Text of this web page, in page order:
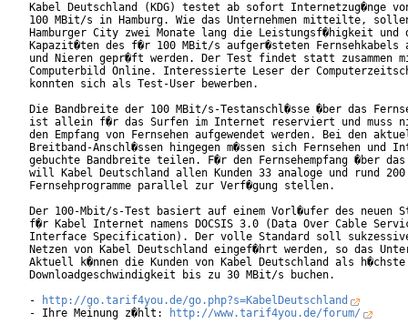
Kabel Deutschland (KDG) testet ab sofort Internetzug�nge
100 MBit/s in Hamburg. Wie das Unternehmen mitteilte,
Hamburger City zwei Monate lang die Leistungsf�higkeit und
Kapazit�ten des f�r 100 MBit/s aufger�steten Fernsehkabels
und Nieren gepr�ft werden. Der Test findet statt zusammen
Computerbild Online. Interessierte Leser der
konnten sich als Test-User bewerben.
Die Bandbreite der 100 MBit/s-Testanschl�sse �ber das
ist allein f�r das Surfen im Internet reserviert und muss
den Empfang von Fernsehen aufgewendet werden. Bei den
Breitband-Anschl�ssen hingegen m�ssen sich Fernsehen und
gebuchte Bandbreite teilen. F�r den Fernsehempfang �ber das
will Kabel Deutschland allen Kunden 33 analoge und rund
Fernsehprogramme parallel zur Verf�gung stellen.
Der 100-Mbit/s-Test basiert auf einem Vorl�ufer des neuen
f�r Kabel Internet namens DOCSIS 3.0 (Data Over Cable
Interface Specification). Der volle Standard soll
Netzen von Kabel Deutschland eingef�hrt werden, so das
Aktuell k�nnen die Kunden von Kabel Deutschland als h�chste
Downloadgeschwindigkeit bis zu 30 MBit/s buchen.
-
http://go.tarif4you.de/go.php?s=KabelDeutschland
- Ihre Meinung z�hlt:
http://www.tarif4you.de/forum/